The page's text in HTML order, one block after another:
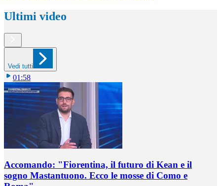
Ultimi video
Vedi tutti
01:58
Accomando: "Fiorentina, il futuro di Kean e il
sogno Mastantuono. Ecco le mosse di Como e